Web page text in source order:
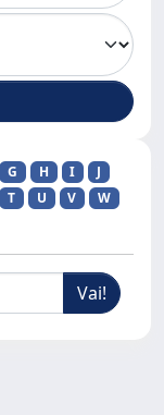
G H I
J
T U V
W